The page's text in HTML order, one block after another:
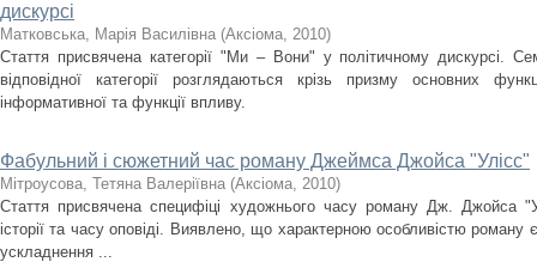
дискурсі
Мaтковська, Мaрія Василівнa (Аксіома, 2010)
Стаття присвячена категорії "Ми – Вони" у політичному дискурсі.
відповідної категорії розглядаються крізь призму основних
інформативної та функції впливу.
Фабульний і сюжетний час роману Джеймса Джойса "Улісс"
Мітроусова, Тетянa Валеріївнa (Аксіома, 2010)
Стаття присвячена специфіці художнього часу роману Дж. Джойса
історії та часу оповіді. Виявлено, що характерною особливістю
ускладнення ...